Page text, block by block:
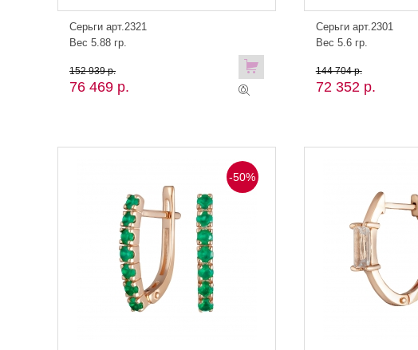
Серьги арт.2321
Вес 5.88 гр.
76 469 р.
152 939 р.
Серьги арт.2301
Вес 5.6 гр.
72 352 р.
144 704 р.
-50%